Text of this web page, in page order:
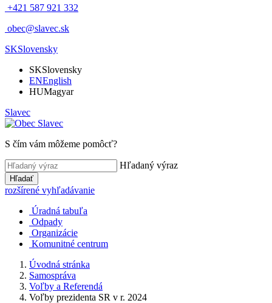
+421 587 921 332
obec@slavec.sk
SKSlovensky
SKSlovensky
ENEnglish
HUMagyar
Slavec
S čím vám môžeme pomôcť?
Hľadaný výraz
Hľadať
rozšírené vyhľadávanie
Úradná tabuľa
Odpady
Organizácie
Komunitné centrum
Úvodná stránka
Samospráva
Voľby a Referendá
Voľby prezidenta SR v r. 2024